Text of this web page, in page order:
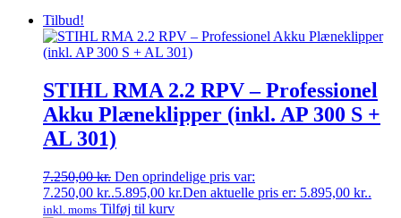
Tilbud!
STIHL RMA 2.2 RPV – Professionel
Akku Plæneklipper (inkl. AP 300 S +
AL 301)
7.250,00kr. Den oprindelige pris var:
7.250,00 kr..5.895,00 kr.Den aktuelle pris er: 5.895,00 kr..
inkl. moms Tilføj til kurv